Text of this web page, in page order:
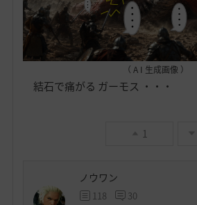
（ A I 生成画像 ）
結石で痛がる ガーモス ・・・
1
ノウワン
118 30